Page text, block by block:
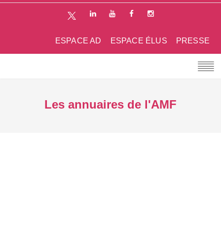
PRESSE
ESPACE ÉLUS
ESPACE AD
Les annuaires de l'AMF